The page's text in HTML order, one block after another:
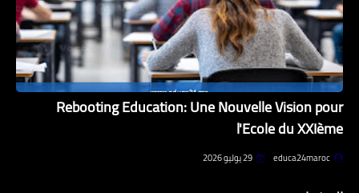
Rebooting Education: Une Nouvelle Vision pour
l'Ecole du XXIème
educa24maroc 29 يوليو 2026